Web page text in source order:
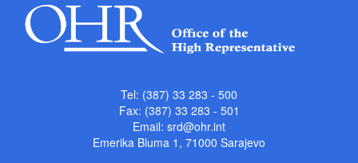
Tel: (387) 33 283 - 500
Fax: (387) 33 283 - 501
Email: srd@ohr.int
Emerika Bluma 1, 71000 Sarajevo